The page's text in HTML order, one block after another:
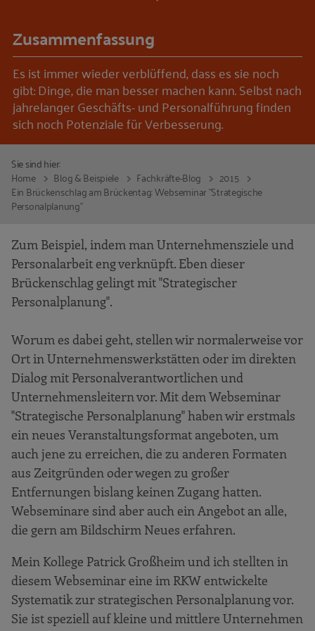
Zusammenfassung
Es ist immer wieder verblüffend, dass es sie noch
gibt: Dinge, die man besser machen kann. Selbst nach
jahrelanger Geschäfts- und Personalführung finden
sich noch Potenziale für Verbesserung.
Sie sind hier:
Home
Blog & Beispiele Fachkräfte-Blog
2015
Ein Brückenschlag am Brückentag: Webseminar "Strategische
Personalplanung"
Zum Beispiel, indem man Unternehmensziele und
Personalarbeit eng verknüpft. Eben dieser
Brückenschlag gelingt mit "Strategischer
Personalplanung".
Worum es dabei geht, stellen wir normalerweise vor
Ort in Unternehmenswerkstätten oder im direkten
Dialog mit Personalverantwortlichen und
Unternehmensleitern vor. Mit dem Webseminar
"Strategische Personalplanung" haben wir erstmals
ein neues Veranstaltungsformat angeboten, um
auch jene zu erreichen, die zu anderen Formaten
aus Zeitgründen oder wegen zu großer
Entfernungen bislang keinen Zugang hatten.
Webseminare sind aber auch ein Angebot an alle,
die gern am Bildschirm Neues erfahren.
Mein Kollege Patrick Großheim und ich stellten in
diesem Webseminar eine im RKW entwickelte
Systematik zur strategischen Personalplanung vor.
Sie ist speziell auf kleine und mittlere Unternehmen